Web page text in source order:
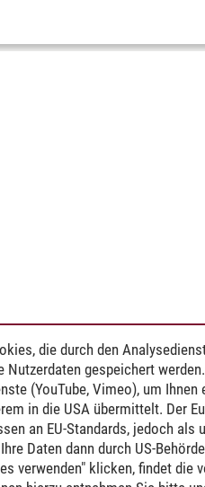
die durch den
Nutzerdaten gespeichert
(YouTube, Vimeo), um
in die USA übermittelt. Der
an EU-Standards, jedoch
Daten dann durch US-
verwenden" klicken, findet die